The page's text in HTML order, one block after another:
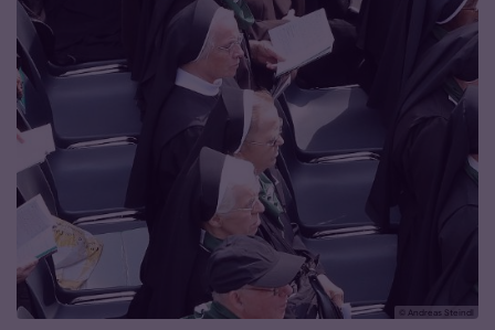
© Andreas Steindl